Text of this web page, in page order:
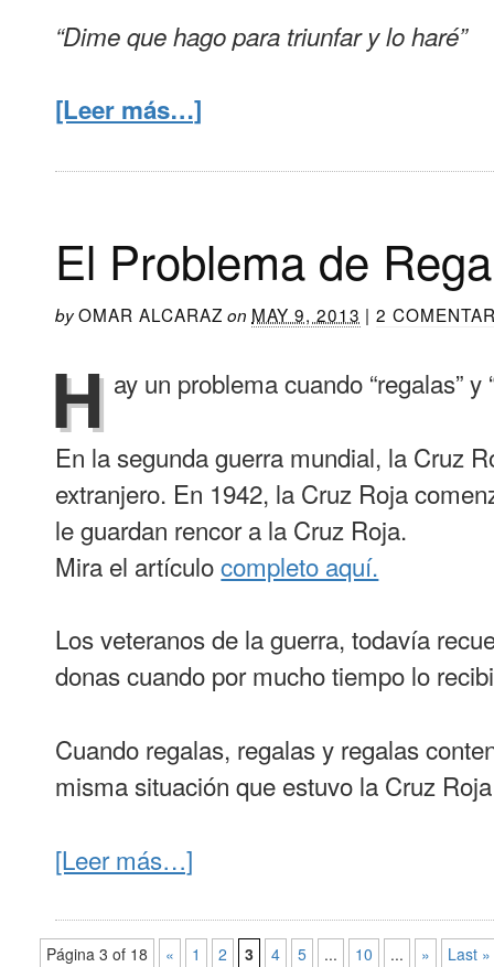
“Dime que hago para triunfar y lo haré”
[Leer más…]
El Problema de
byOMAR ALCARAZ on MAY 9, 2013 |2
H ay un problema cuando “regalas”
En la segunda guerra mundial, la Cruz
extranjero. En 1942, la Cruz Roja
le guardan rencor a la Cruz Roja.
Mira el artículocompleto aquí.
Los veteranos de la guerra, todavía
donas cuando por mucho tiempo lo
Cuando regalas, regalas y regalas
misma situación que estuvo la Cruz
[Leer más…]
Página 3 of 18 « 1 2 3 4 5 ... 10 ... » Last »